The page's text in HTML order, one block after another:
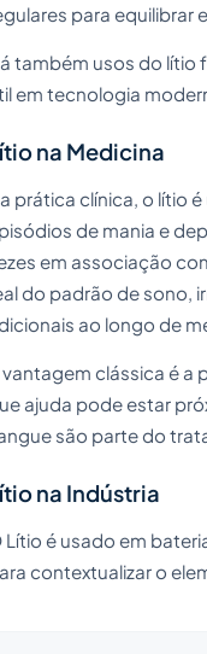
para equilibrar
também usos do lítio
em tecnologia
na Medicina
prática clínica, o lítio
de mania e
em associação
do padrão de sono,
ao longo de
vantagem clássica é a
ajuda pode estar
são parte do
na Indústria
Lítio é usado em
contextualizar o